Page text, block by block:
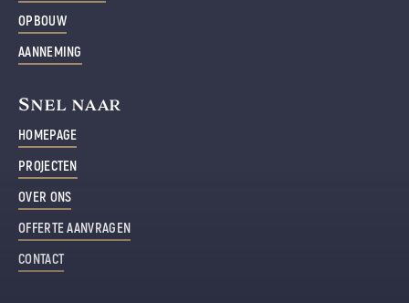
OPBOUW
AANNEMING
Snel naar
HOMEPAGE
PROJECTEN
OVER ONS
OFFERTE AANVRAGEN
CONTACT